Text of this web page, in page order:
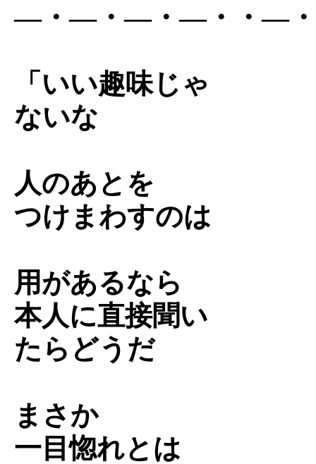
―・―・―・―・・―
「いい趣味じゃ
ないな
人のあとを
つけまわすのは
用があるなら
本人に直接聞い
たらどうだ
まさか
一目惚れとは